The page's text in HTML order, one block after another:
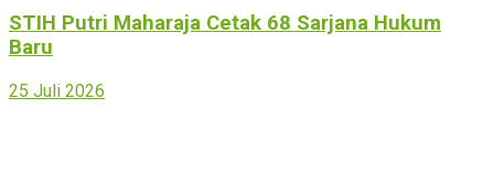
STIH Putri Maharaja Cetak 68 Sarjana Hukum
Baru
25 Juli 2026